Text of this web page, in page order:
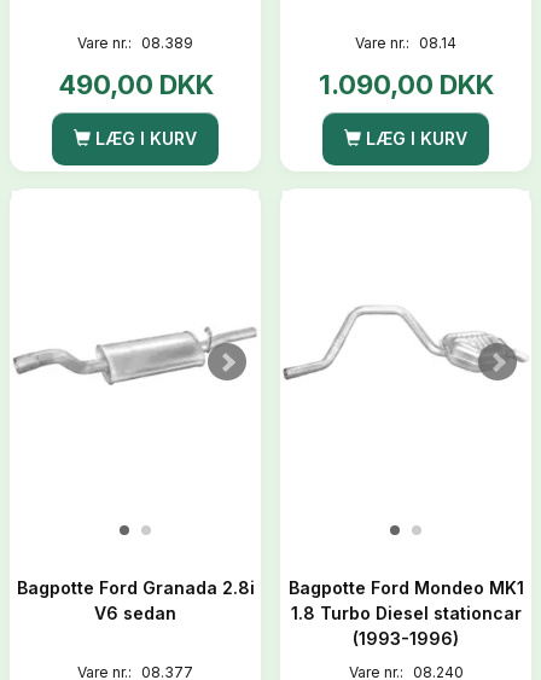
Vare nr.: 08.389
490,00 DKK
LÆG I KURV
Vare nr.: 08.14
1.090,00 DKK
LÆG I KURV
Bagpotte Ford Granada 2.8i
V6 sedan
Vare nr.: 08.377
Bagpotte Ford Mondeo MK1
1.8 Turbo Diesel stationcar
(1993-1996)
Vare nr.: 08.240